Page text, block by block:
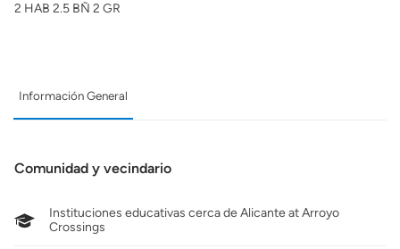
2 HAB 2.5 BÑ 2 GR
Información General
Comunidad y vecindario
Instituciones educativas cerca de Alicante at Arroyo
Crossings